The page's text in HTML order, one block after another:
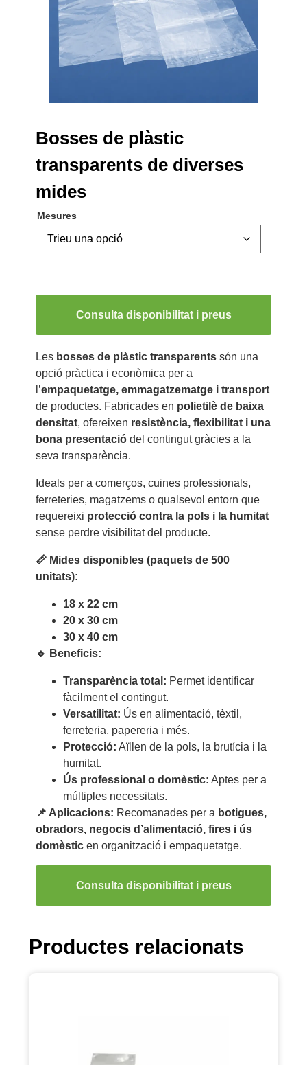
Bosses de plàstic
transparents de diverses
mides
Mesures
Consulta disponibilitat i preus
Les bosses de plàstic transparentssón una
opció pràctica i econòmica per a
l’empaquetatge, emmagatzematge i transport
de productes. Fabricades en polietilè de baixa
densitat, ofereixen resistència, flexibilitat i una
bona presentaciódel contingut gràcies a la
seva transparència.
Ideals per a comerços, cuines professionals,
ferreteries, magatzems o qualsevol entorn que
requereixi protecció contra la pols i la humitat
sense perdre visibilitat del producte.
📏 Mides disponibles (paquets de 500
unitats):
18 x 22 cm
20 x 30 cm
30 x 40 cm
🔹 Beneficis:
Transparència total: Permet identificar
fàcilment el contingut.
Versatilitat: Ús en alimentació, tèxtil,
ferreteria, papereria i més.
Protecció: Aïllen de la pols, la brutícia i la
humitat.
Ús professional o domèstic: Aptes per a
múltiples necessitats.
📌 Aplicacions: Recomanades per a botigues,
obradors, negocis d’alimentació, fires i ús
domèsticen organització i empaquetatge.
Consulta disponibilitat i preus
Productes relacionats